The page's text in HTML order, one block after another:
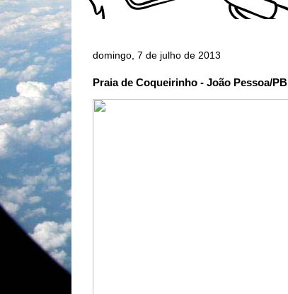
domingo, 7 de julho de 2013
Praia de Coqueirinho - João Pessoa/PB